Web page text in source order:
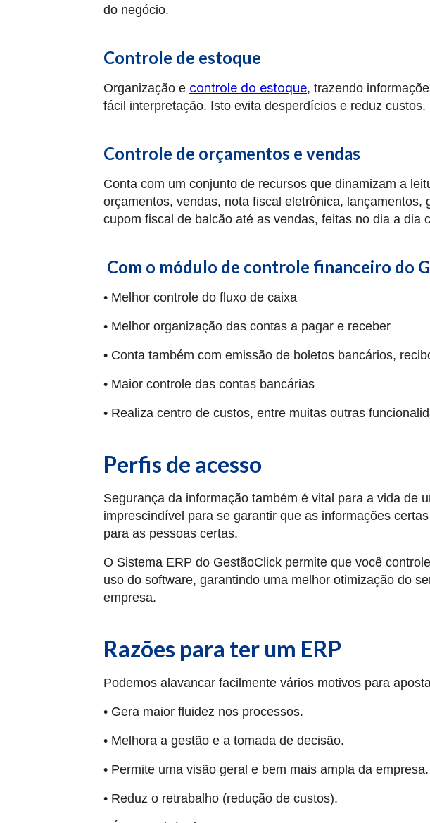
do negócio.
Controle de estoque
Organização e controle do estoque, trazendo
fácil interpretação. Isto evita desperdícios e reduz custos.
Controle de orçamentos e vendas
Conta com um conjunto de recursos que dinamizam a
orçamentos, vendas, nota fiscal eletrônica,
cupom fiscal de balcão até as vendas, feitas no dia a dia
Com o módulo de controle financeiro do
• Melhor controle do fluxo de caixa
• Melhor organização das contas a pagar e receber
• Conta também com emissão de boletos bancários,
• Maior controle das contas bancárias
• Realiza centro de custos, entre muitas outras
Perfis de acesso
Segurança da informação também é vital para a vida de
imprescindível para se garantir que as informações
para as pessoas certas.
O Sistema ERP do GestãoClick permite que você
uso do software, garantindo uma melhor otimização do
empresa.
Razões para ter um ERP
Podemos alavancar facilmente vários motivos para
• Gera maior fluidez nos processos.
• Melhora a gestão e a tomada de decisão.
• Permite uma visão geral e bem mais ampla da empresa.
• Reduz o retrabalho (redução de custos).